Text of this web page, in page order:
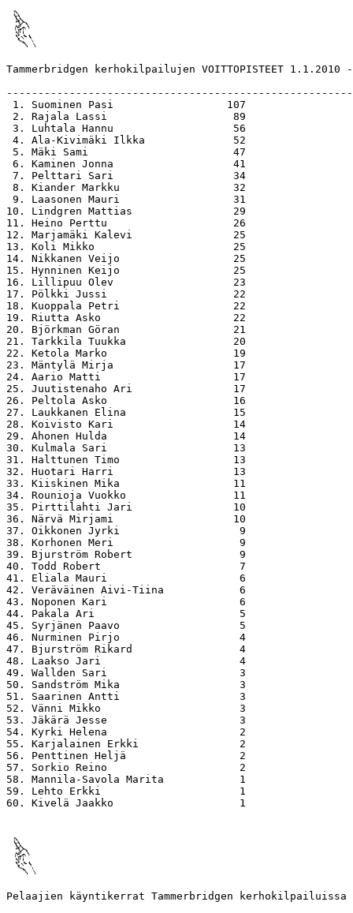
Tammerbridgen kerhokilpailujen VOITTOPISTEET 1.1.2010
1. Suominen Pasi                  107
2. Rajala Lassi                    89
3. Luhtala Hannu                   56
4. Ala-Kivimäki Ilkka              52
5. Mäki Sami                       47
6. Kaminen Jonna                   41
7. Pelttari Sari                   34
8. Kiander Markku                  32
9. Laasonen Mauri                  31
10. Lindgren Mattias                29
11. Heino Perttu                    26
12. Marjamäki Kalevi                25
13. Koli Mikko                      25
14. Nikkanen Veijo                  25
15. Hynninen Keijo                  25
16. Lillipuu Olev                   23
17. Pölkki Jussi                    22
18. Kuoppala Petri                  22
19. Riutta Asko                     22
20. Björkman Göran                  21
21. Tarkkila Tuukka                 20
22. Ketola Marko                    19
23. Mäntylä Mirja                   17
24. Aario Matti                     17
25. Juutistenaho Ari                17
26. Peltola Asko                    16
27. Laukkanen Elina                 15
28. Koivisto Kari                   14
29. Ahonen Hulda                    14
30. Kulmala Sari                    13
31. Halttunen Timo                  13
32. Huotari Harri                   13
33. Kiiskinen Mika                  11
34. Rounioja Vuokko                 11
35. Pirttilahti Jari                10
36. Närvä Mirjami                   10
37. Oikkonen Jyrki                   9
38. Korhonen Meri                    9
39. Bjurström Robert                 9
40. Todd Robert                      7
41. Eliala Mauri                     6
42. Veräväinen Aivi-Tiina            6
43. Noponen Kari                     6
44. Pakala Ari                       5
45. Syrjänen Paavo                   5
46. Nurminen Pirjo                   4
47. Bjurström Rikard                 4
48. Laakso Jari                      4
49. Wallden Sari                     3
50. Sandström Mika                   3
51. Saarinen Antti                   3
52. Vänni Mikko                      3
53. Jäkärä Jesse                     3
54. Kyrki Helena                     2
55. Karjalainen Erkki                2
56. Penttinen Heljä                  2
57. Sorkio Reino                     2
58. Mannila-Savola Marita            1
59. Lehto Erkki                      1
60. Kivelä Jaakko                    1
Pelaajien käyntikerrat Tammerbridgen kerhokilpailuissa